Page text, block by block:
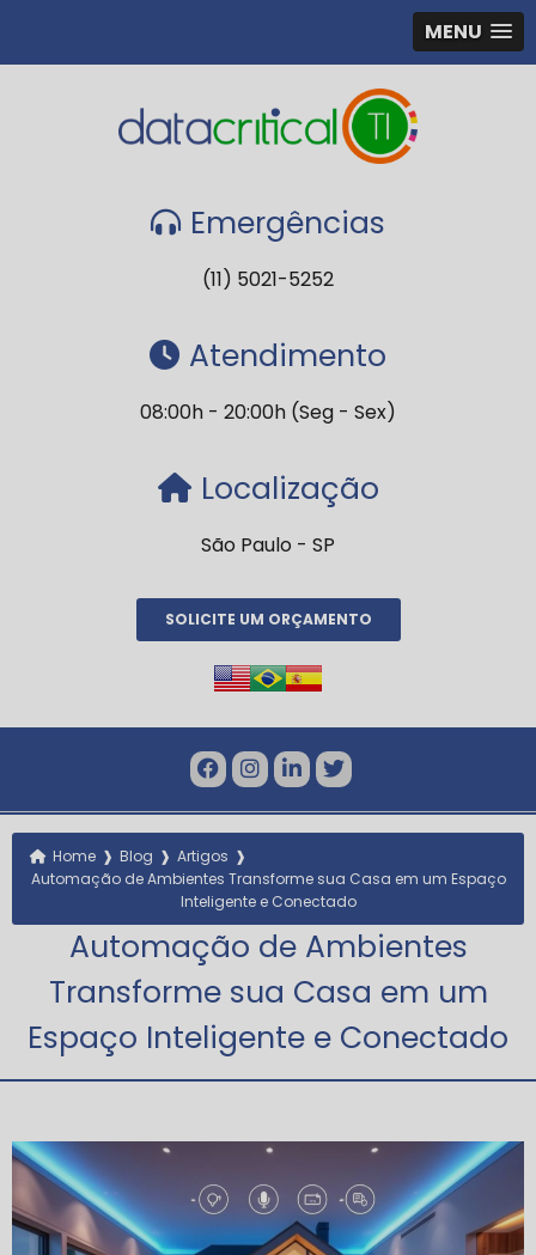
MENU
Emergências
(11) 5021-5252
Atendimento
08:00h - 20:00h (Seg - Sex)
Localização
São Paulo - SP
SOLICITE UM ORÇAMENTO
Home ❱ Blog ❱ Artigos ❱
Automação de Ambientes Transforme sua Casa em um Espaço
Inteligente e Conectado
Automação de Ambientes
Transforme sua Casa em um
Espaço Inteligente e Conectado